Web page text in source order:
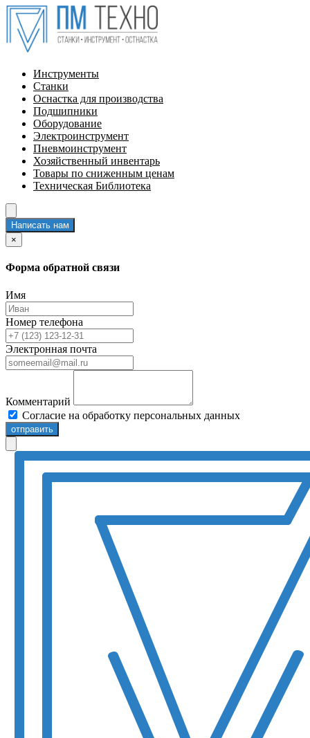
Инструменты
Станки
Оснастка для производства
Подшипники
Оборудование
Электроинструмент
Пневмоинструмент
Хозяйственный инвентарь
Товары по сниженным ценам
Техническая Библиотека
Написать нам
×
Форма обратной связи
Имя
Номер телефона
Электронная почта
Комментарий
Согласие на обработку персональных данных
отправить